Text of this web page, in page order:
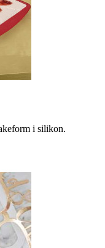
i silikon.